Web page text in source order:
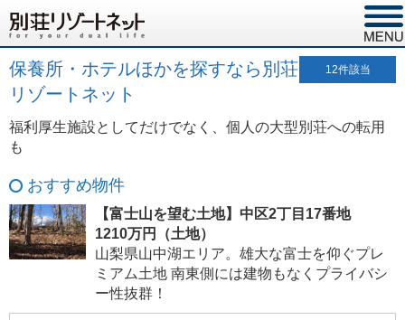
保養所・ホテルほかを探すなら別荘
リゾートネット
12件該当
福利厚生施設としてだけでなく、個人の大型別荘への転用
も
おすすめ物件
【富士山を望む土地】中区2丁目17番地
1210万円（土地）
山梨県山中湖エリア。雄大な富士を仰ぐプレ
ミアム土地 南東側には建物もなくプライバシ
ー性抜群！